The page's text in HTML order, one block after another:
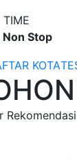
TIME
Stop
KOTA